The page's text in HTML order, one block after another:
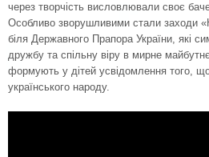
через творчість висловлювали своє
Особливо зворушливими стали заходи
біля Державного Прапора України, які
дружбу та спільну віру в мирне
формують у дітей усвідомлення того,
українського народу.